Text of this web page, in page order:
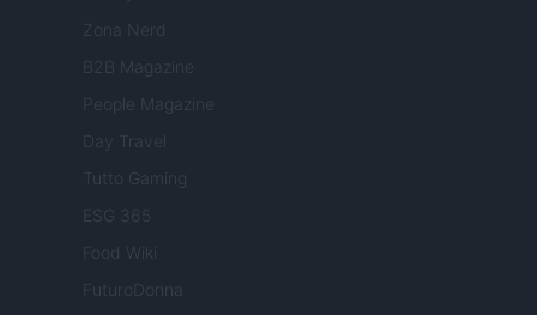
Zona Nerd
B2B Magazine
People Magazine
Day Travel
Tutto Gaming
ESG 365
Food Wiki
FuturoDonna